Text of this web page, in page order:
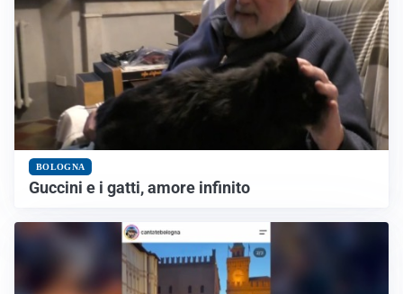
BOLOGNA
Guccini e i gatti, amore infinito